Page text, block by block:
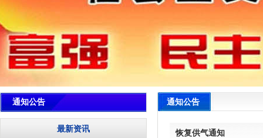
通知公告
最新资讯
通知公告
恢复供气通知